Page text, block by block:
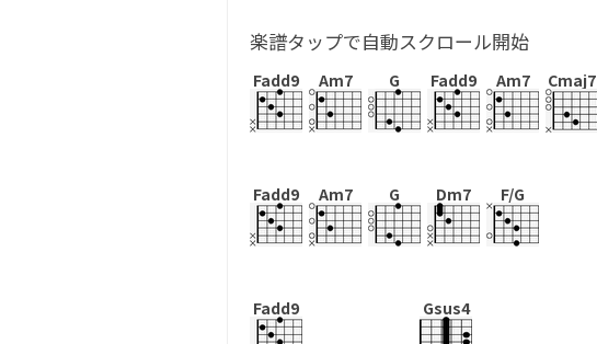
楽譜タップで自動スクロール開始
Fadd9 Am7 G Fadd9 Am7 Cmaj7
Fadd9 Am7 G Dm7 F/G
Fadd9 Gsus4